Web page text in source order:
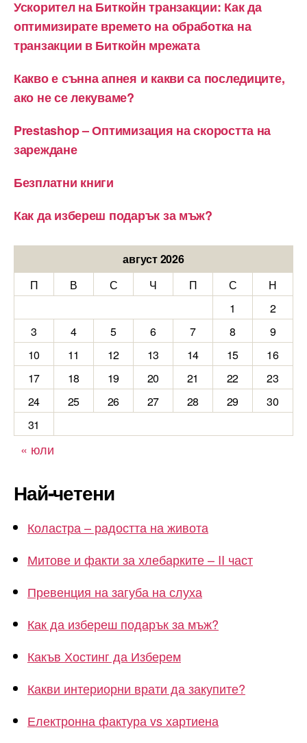
Ускорител на Биткойн транзакции: Как да
оптимизирате времето на обработка на
транзакции в Биткойн мрежата
Какво е сънна апнея и какви са последиците,
ако не се лекуваме?
Prestashop – Оптимизация на скоростта на
зареждане
Безплатни книги
Как да избереш подарък за мъж?
август 2026
П
В С Ч П С
Н
1
2
3
4 5 6 7 8
9
10
11 12 13 14 15
16
17
18 19 20 21 22
23
24
25 26 27 28 29
30
31
« юли
Най-четени
Коластра – радостта на живота
Митове и факти за хлебарките – II част
Превенция на загуба на слуха
Как да избереш подарък за мъж?
Какъв Хостинг да Изберем
Какви интериорни врати да закупите?
Електронна фактура vs хартиена